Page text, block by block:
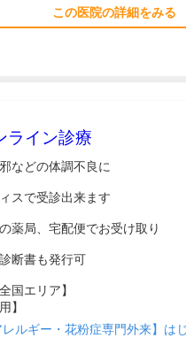
この医院の詳細をみる
ライン診療
などの体調不良に
スで受診出来ます
薬局、宅配便でお受け取り
断書も発行可
国エリア】
】
レルギー・花粉症専門外来】は